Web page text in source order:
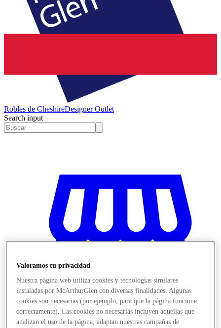
Robles de CheshireDesigner Outlet
Search input
Valoramos tu privacidad
Nuestra página web utiliza cookies y tecnologías similares
instaladas por McArthurGlen con diversas finalidades. Algunas
cookies son necesarias (por ejemplo, para que la página funcione
correctamente). Las cookies no necesarias incluyen aquellas que
analizan el uso de la página, adaptan nuestras campañas de